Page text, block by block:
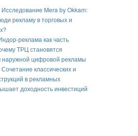
Исследование Mera by Okkam:
рекламу в торговых и
реклама как часть
ТРЦ становятся
цифровой рекламы
Сочетание классических и
в рекламных
доходность инвестиций